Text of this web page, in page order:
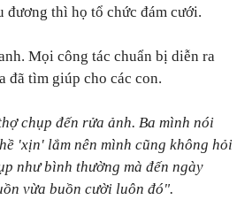
đương thì họ tổ chức đám cưới.
Mọi công tác chuẩn bị diễn ra
đã tìm giúp cho các con.
chụp đến rửa ảnh. Ba mình nói
'xịn' lắm nên mình cũng không hỏi
như bình thường mà đến ngày
vừa buồn cười luôn đó".